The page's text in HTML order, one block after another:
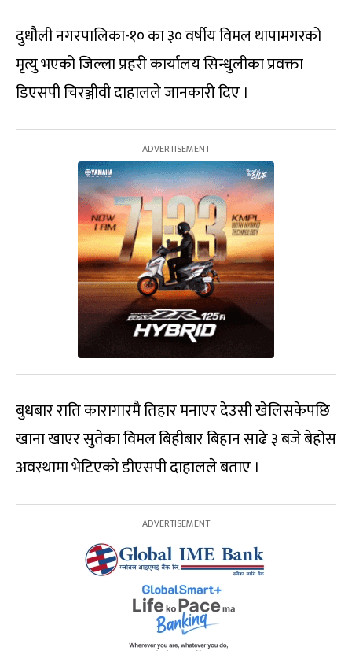
दुधौली नगरपालिका-१० का ३० वर्षीय विमल थापामगरको
मृत्यु भएको जिल्ला प्रहरी कार्यालय सिन्धुलीका प्रवक्ता
डिएसपी चिरञ्जीवी दाहालले जानकारी दिए ।
बुधबार राति कारागारमै तिहार मनाएर देउसी खेलिसकेपछि
खाना खाएर सुतेका विमल बिहीबार बिहान साढे ३ बजे बेहोस
अवस्थामा भेटिएको डीएसपी दाहालले बताए ।